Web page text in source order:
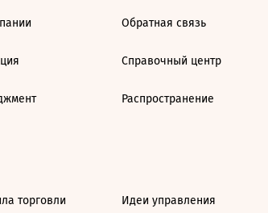
Обратная связь
Справочный центр
Распространение
торговли Идеи управления